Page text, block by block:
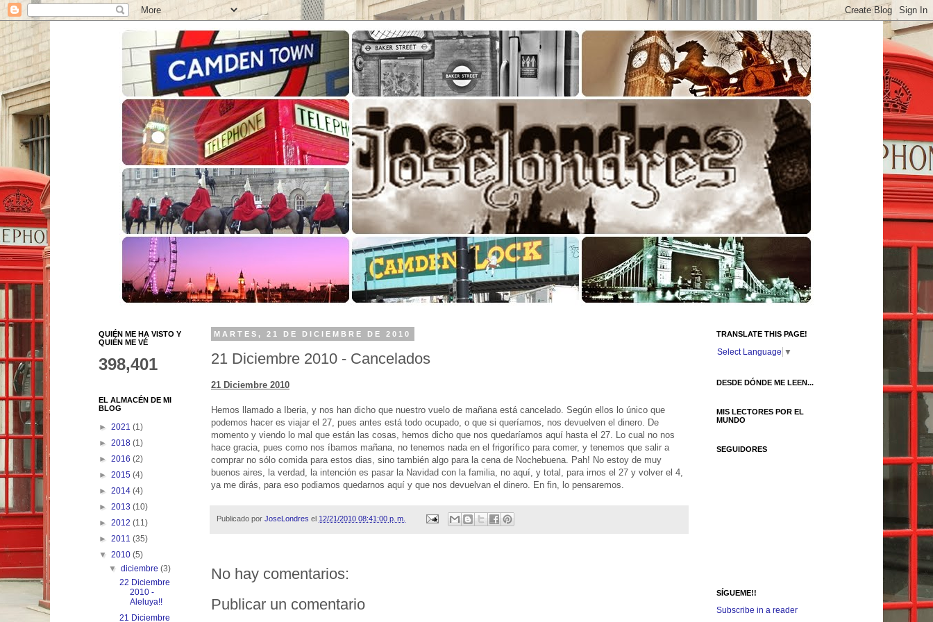
MARTES, 21 DE DICIEMBRE DE 2010
21 Diciembre 2010 - Cancelados
21 Diciembre 2010
Hemos llamado a Iberia, y nos han dicho que nuestro vuelo de mañana está cancelado. Según ellos lo único que
podemos hacer es viajar el 27, pues antes está todo ocupado, o que si queríamos, nos devuelven el dinero. De
momento y viendo lo mal que están las cosas, hemos dicho que nos quedaríamos aquí hasta el 27. Lo cual no nos
hace gracia, pues como nos íbamos mañana, no tenemos nada en el frigorífico para comer, y tenemos que salir a
comprar no sólo comida para estos dias, sino también algo para la cena de Nochebuena. Pah! No estoy de muy
buenos aires, la verdad, la intención es pasar la Navidad con la familia, no aquí, y total, para irnos el 27 y volver el 4,
ya me dirás, para eso podiamos quedarnos aquí y que nos devuelvan el dinero. En fin, lo pensaremos.
Publicado por JoseLondres el 12/21/2010 08:41:00 p. m.
No hay comentarios:
Publicar un comentario
QUIÉN ME HA VISTO Y
QUIÉN ME VÉ
398,401
EL ALMACÉN DE MI
BLOG
► 2021 (1)
► 2018 (1)
► 2016 (2)
► 2015 (4)
► 2014 (4)
► 2013 (10)
► 2012 (11)
► 2011 (35)
▼ 2010 (5)
▼diciembre(3)
22 Diciembre
2010 -
Aleluya!!
21 Diciembre
TRANSLATE THIS PAGE!
Select Language ▼
DESDE DÓNDE ME LEEN...
MIS LECTORES POR EL
MUNDO
SEGUIDORES
SÍGUEME!!
Subscribe in a reader